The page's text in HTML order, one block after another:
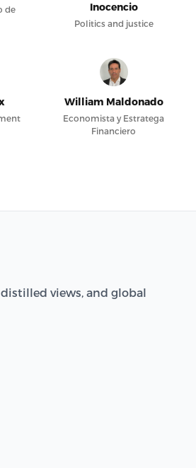
de
Inocencio
Politics and justice
William Maldonado
Economista y Estratega
Financiero
views, and global